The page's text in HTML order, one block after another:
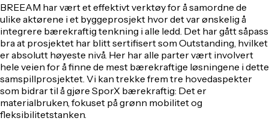
BREEAM har vært et effektivt verktøy for å samordne de
ulike aktørene i et byggeprosjekt hvor det var ønskelig å
integrere bærekraftig tenkning i alle ledd. Det har gått såpass
bra at prosjektet har blitt sertifisert som Outstanding, hvilket
er absolutt høyeste nivå. Her har alle parter vært involvert
hele veien for å finne de mest bærekraftige løsningene i dette
samspillprosjektet. Vi kan trekke frem tre hovedaspekter
som bidrar til å gjøre SporX bærekraftig: Det er
materialbruken, fokuset på grønn mobilitet og
fleksibilitetstanken.